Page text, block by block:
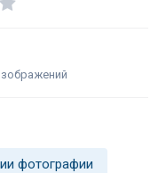
фотографии